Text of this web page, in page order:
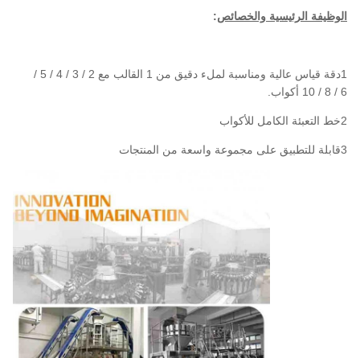
الوظيفة الرئيسية والخصائص:
1دقة قياس عالية ومناسبة لملء دقيق من 1 القالب مع 2 / 3 / 4 / 5 /
6 / 8 / 10 أكواب.
2خط التعبئة الكامل للأكواب
3قابلة للتطبيق على مجموعة واسعة من المنتجات